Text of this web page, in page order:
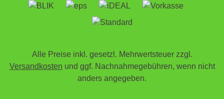
Alle Preise inkl. gesetzl. Mehrwertsteuer zzgl.
Versandkosten und ggf. Nachnahmegebühren, wenn nicht
anders angegeben.